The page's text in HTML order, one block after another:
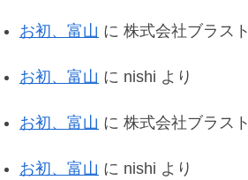
お初、富山 に 株式会社ブラスト
お初、富山 に nishi より
お初、富山 に 株式会社ブラスト
お初、富山 に nishi より